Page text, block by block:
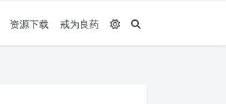
资源下载 戒为良药